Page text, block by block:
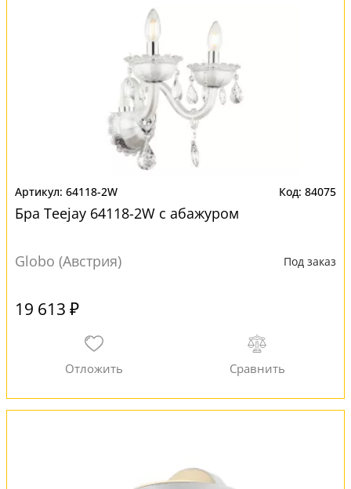
64118-2W 84075
Бра Teejay 64118-2W с абажуром
Globo (Австрия) Под заказ
19 613 ₽